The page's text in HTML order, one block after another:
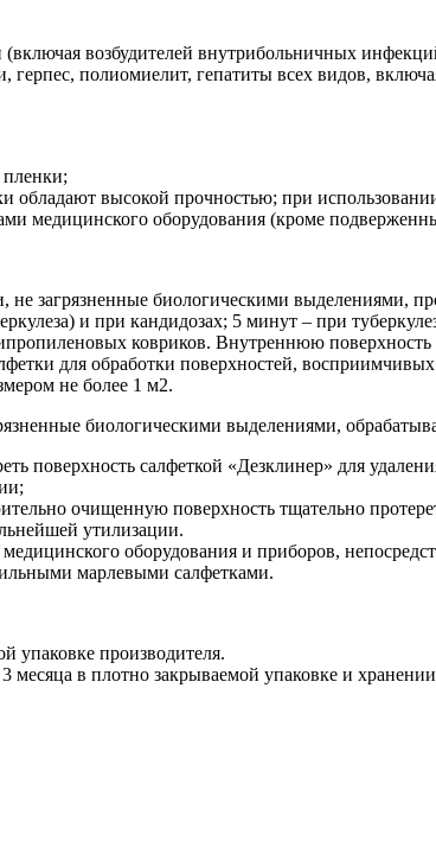
возбудителей внутрибольничных
герпес, полиомиелит, гепатиты всех видов,
пленки;
высокой прочностью; при
медицинского оборудования (кроме
загрязненные биологическими выделениями,
и при кандидозах; 5 минут – при
ковриков. Внутреннюю
для обработки поверхностей,
не более 1 м2.
биологическими выделениями,
поверхность салфеткой «Дезклинер» для
очищенную поверхность тщательно
утилизации.
оборудования и приборов,
марлевыми салфетками.
упаковке производителя.
месяца в плотно закрываемой упаковке и